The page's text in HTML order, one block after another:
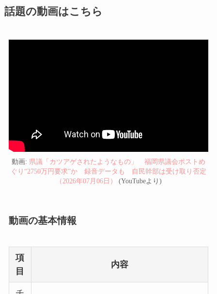
話題の動画はこちら
動画: 県議「カツアゲされたようなもの」 福岡県議会ポストめ
ぐり“2750万円要求”か 録音データも 自民幹部は受け取り否定
（2026年07月06日）
(YouTubeより)
動画の基本情報
項
目
内容